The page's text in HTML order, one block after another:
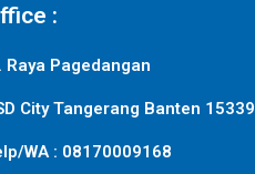
:
Raya Pagedangan
City Tangerang Banten 15339
WA : 08170009168